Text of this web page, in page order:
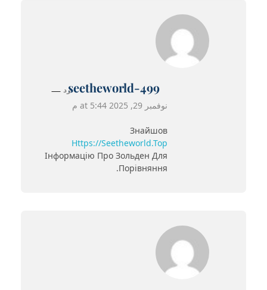
seetheworld-499
نوفمبر 29, 2025 at 5:44 م
Знайшов
Https://seetheworld.top
Інформацію Про Зольден Для
Порівняння.
رد